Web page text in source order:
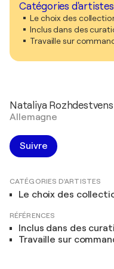
Catégories d'artistes
Le choix des
Inclus dans des
Travaille sur
Nataliya
Allemagne
Suivre
CATÉGORIES D'ARTISTES
Le choix des
RÉFÉRENCES
Inclus dans des
Travaille sur